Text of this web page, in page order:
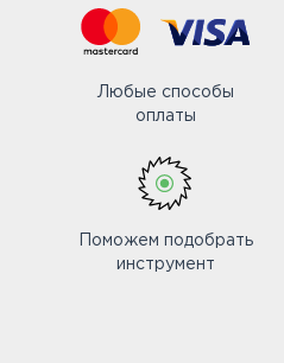
Любые способы
оплаты
Поможем подобрать
инструмент